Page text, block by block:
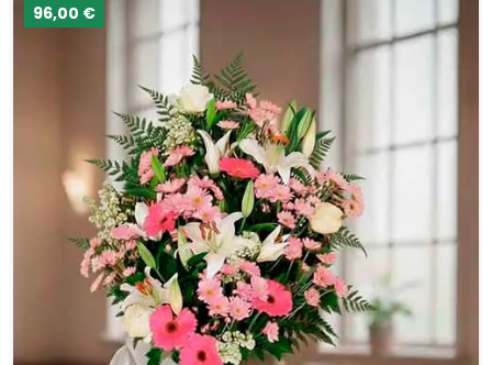
96,00 €